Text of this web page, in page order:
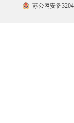
苏公网安备